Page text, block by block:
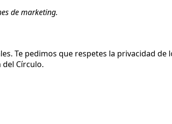
de marketing.
Te pedimos que respetes la privacidad
Círculo.